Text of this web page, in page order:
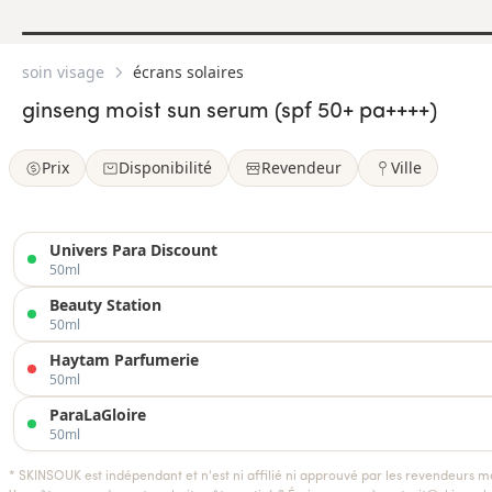
soin visage écrans solaires
ginseng moist sun serum (spf 50+ pa++++)
Prix Disponibilité Revendeur Ville
Univers Para Discount
50ml
Beauty Station
50ml
Haytam Parfumerie
50ml
ParaLaGloire
50ml
* SKINSOUK est indépendant et n'est ni affilié ni approuvé par les revendeurs